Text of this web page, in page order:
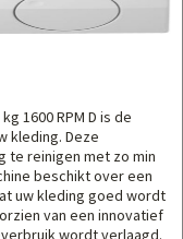
1600 RPM D is de
kleding. Deze
te reinigen met zo min
beschikt over een
uw kleding goed wordt
van een innovatief
wordt verlaagd.